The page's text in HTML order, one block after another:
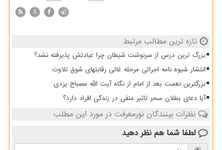
X
تازه ترین مطالب مرتبط
بزرگ ترین درس از سرنوشت شیطان چرا عبادتش پذیرفته نشد؟
انتشار شیوه نامه اجرائی مرحله غائی رقابتهای شوق تلاوت
بزرگترین نعمت بعد از امام از نگاه آیت الله مصباح یزدی
آیا دعای بطلان سحر تاثیر منفی در زندگی افراد دارد؟
نظرات بینندگان نورمعرفت در مورد این مطلب
لطفا شما هم نظر دهید